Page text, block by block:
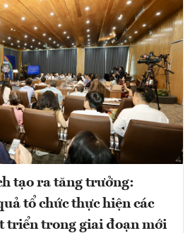
tạo ra tăng trưởng:
tổ chức thực hiện các
triển trong giai đoạn mới